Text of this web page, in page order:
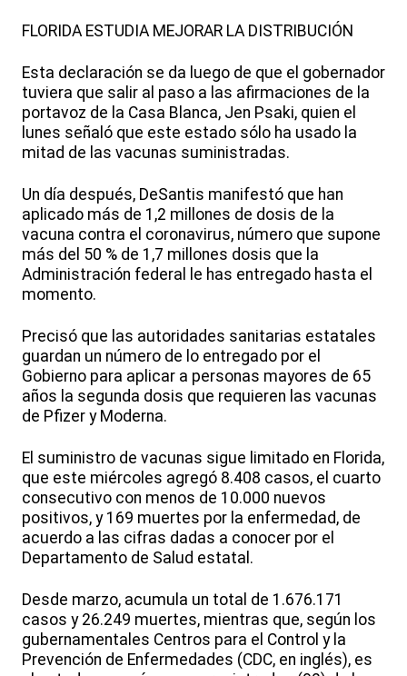
FLORIDA ESTUDIA MEJORAR LA DISTRIBUCIÓN
Esta declaración se da luego de que el gobernador
tuviera que salir al paso a las afirmaciones de la
portavoz de la Casa Blanca, Jen Psaki, quien el
lunes señaló que este estado sólo ha usado la
mitad de las vacunas suministradas.
Un día después, DeSantis manifestó que han
aplicado más de 1,2 millones de dosis de la
vacuna contra el coronavirus, número que supone
más del 50 % de 1,7 millones dosis que la
Administración federal le has entregado hasta el
momento.
Precisó que las autoridades sanitarias estatales
guardan un número de lo entregado por el
Gobierno para aplicar a personas mayores de 65
años la segunda dosis que requieren las vacunas
de Pfizer y Moderna.
El suministro de vacunas sigue limitado en Florida,
que este miércoles agregó 8.408 casos, el cuarto
consecutivo con menos de 10.000 nuevos
positivos, y 169 muertes por la enfermedad, de
acuerdo a las cifras dadas a conocer por el
Departamento de Salud estatal.
Desde marzo, acumula un total de 1.676.171
casos y 26.249 muertes, mientras que, según los
gubernamentales Centros para el Control y la
Prevención de Enfermedades (CDC, en inglés), es